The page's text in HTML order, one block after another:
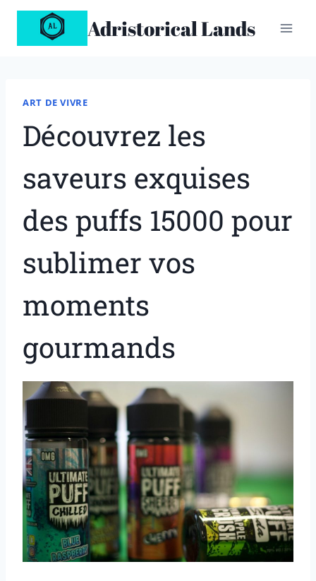
Aller
contenu
Adristorical Lands
ART DE VIVRE
Découvrez les
saveurs exquises
des puffs 15000 pour
sublimer vos
moments
gourmands